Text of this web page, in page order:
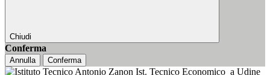
Chiudi
Conferma
Annulla Conferma
Ist. Tecnico Economico a Udine